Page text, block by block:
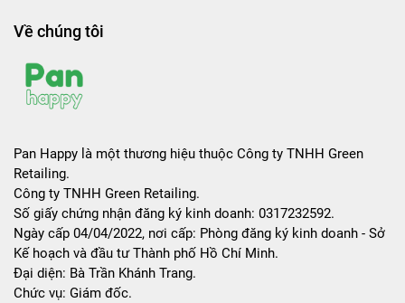
Về chúng tôi
Pan Happy là một thương hiệu thuộc Công ty TNHH Green
Retailing.
Công ty TNHH Green Retailing.
Số giấy chứng nhận đăng ký kinh doanh: 0317232592.
Ngày cấp 04/04/2022, nơi cấp: Phòng đăng ký kinh doanh - Sở
Kế hoạch và đầu tư Thành phố Hồ Chí Minh.
Đại diện: Bà Trần Khánh Trang.
Chức vụ: Giám đốc.